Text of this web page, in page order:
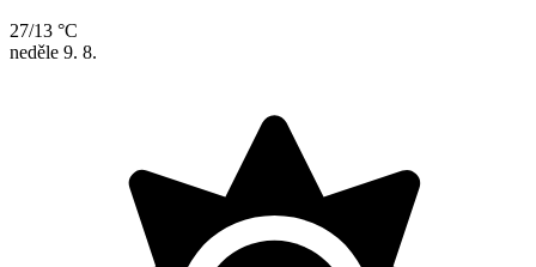
27/13 °C
neděle 9. 8.